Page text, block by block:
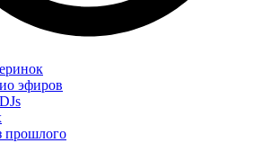
эфиров
прошлого